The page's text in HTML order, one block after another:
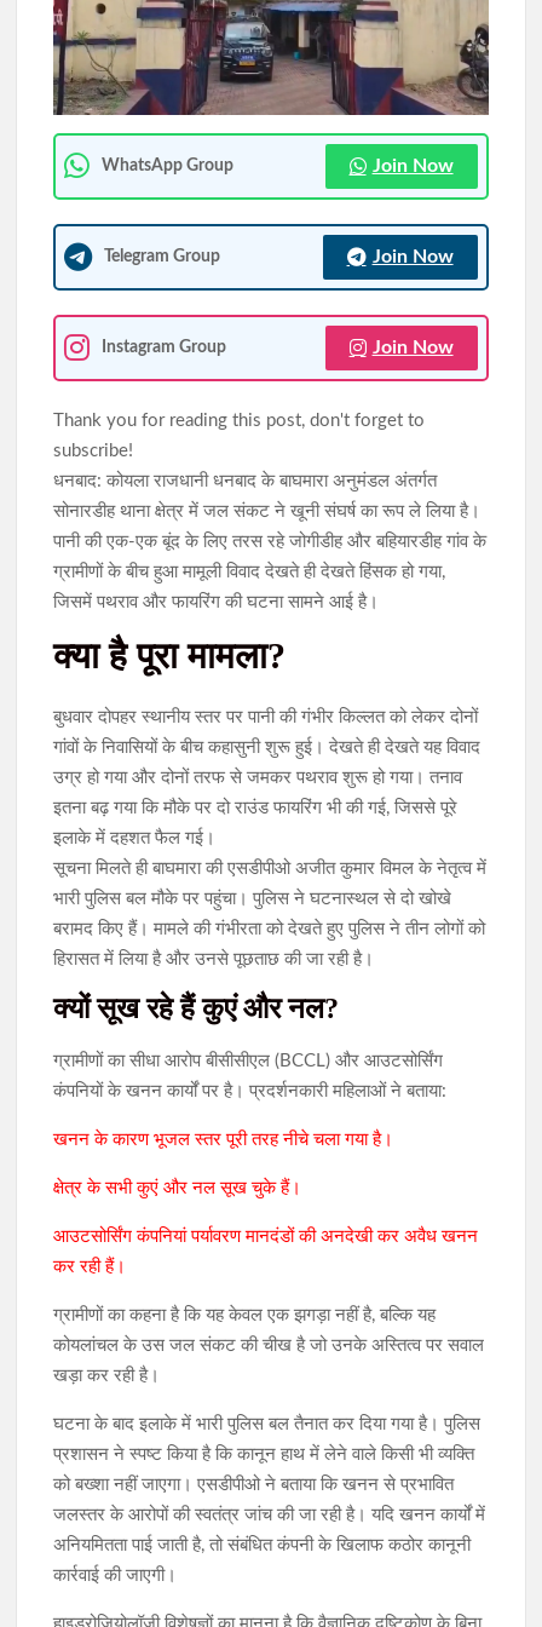
सिमडेगा में अतिक्रमण के खिलाफ चला अभियान, बस स्टैंड से महावीर चौक
तक हटाए गए अवैध कब्जे
JPSC-JSSC आंदोलन को जयराम महतो का समर्थन, पुराने विधानसभा परिसर
में बैठे निर्जला उपवास पर
WhatsApp Group Join Now
Telegram Group Join Now
Instagram Group Join Now
Thank you for reading this post, don't forget to
subscribe!
धनबाद: कोयला राजधानी धनबाद के बाघमारा अनुमंडल अंतर्गत
सोनारडीह थाना क्षेत्र में जल संकट ने खूनी संघर्ष का रूप ले लिया है।
पानी की एक-एक बूंद के लिए तरस रहे जोगीडीह और बहियारडीह गांव के
ग्रामीणों के बीच हुआ मामूली विवाद देखते ही देखते हिंसक हो गया,
जिसमें पथराव और फायरिंग की घटना सामने आई है।
क्या है पूरा मामला?
बुधवार दोपहर स्थानीय स्तर पर पानी की गंभीर किल्लत को लेकर दोनों
गांवों के निवासियों के बीच कहासुनी शुरू हुई। देखते ही देखते यह विवाद
उग्र हो गया और दोनों तरफ से जमकर पथराव शुरू हो गया। तनाव
इतना बढ़ गया कि मौके पर दो राउंड फायरिंग भी की गई, जिससे पूरे
इलाके में दहशत फैल गई।
सूचना मिलते ही बाघमारा की एसडीपीओ अजीत कुमार विमल के नेतृत्व में
भारी पुलिस बल मौके पर पहुंचा। पुलिस ने घटनास्थल से दो खोखे
बरामद किए हैं। मामले की गंभीरता को देखते हुए पुलिस ने तीन लोगों को
हिरासत में लिया है और उनसे पूछताछ की जा रही है।
क्यों सूख रहे हैं कुएं और नल?
ग्रामीणों का सीधा आरोप बीसीसीएल (BCCL) और आउटसोर्सिंग
कंपनियों के खनन कार्यों पर है। प्रदर्शनकारी महिलाओं ने बताया:
खनन के कारण भूजल स्तर पूरी तरह नीचे चला गया है।
क्षेत्र के सभी कुएं और नल सूख चुके हैं।
आउटसोर्सिंग कंपनियां पर्यावरण मानदंडों की अनदेखी कर अवैध खनन
कर रही हैं।
ग्रामीणों का कहना है कि यह केवल एक झगड़ा नहीं है, बल्कि यह
कोयलांचल के उस जल संकट की चीख है जो उनके अस्तित्व पर सवाल
खड़ा कर रही है।
घटना के बाद इलाके में भारी पुलिस बल तैनात कर दिया गया है। पुलिस
प्रशासन ने स्पष्ट किया है कि कानून हाथ में लेने वाले किसी भी व्यक्ति
को बख्शा नहीं जाएगा। एसडीपीओ ने बताया कि खनन से प्रभावित
जलस्तर के आरोपों की स्वतंत्र जांच की जा रही है। यदि खनन कार्यों में
अनियमितता पाई जाती है, तो संबंधित कंपनी के खिलाफ कठोर कानूनी
कार्रवाई की जाएगी।